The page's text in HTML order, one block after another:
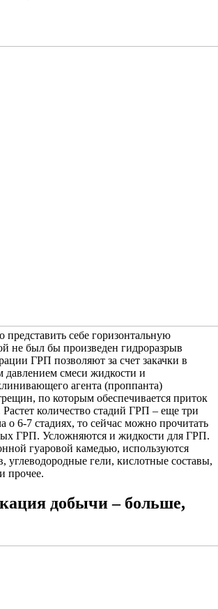
себе горизонтальную
не был бы произведен гидроразрыв
ГРП позволяют за счет закачки в
давлением смеси жидкости и
агента (проппанта)
по которым обеспечивается приток
количество стадий ГРП – еще три
о 6-7 стадиях, то сейчас можно прочитать
ГРП. Усложняются и жидкости для ГРП.
гуаровой камедью, используются
углеводородные гели, кислотные составы,
прочее.
добычи – больше,